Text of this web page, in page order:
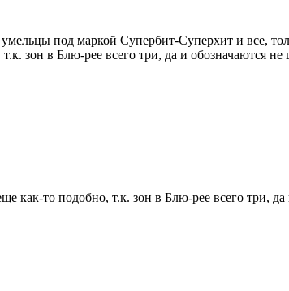
под маркой Супербит-Суперхит и все,
зон в Блю-рее всего три, да и обозначаются
как-то подобно, т.к. зон в Блю-рее всего три,